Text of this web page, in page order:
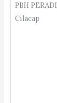
PBH PERADI
Cilacap